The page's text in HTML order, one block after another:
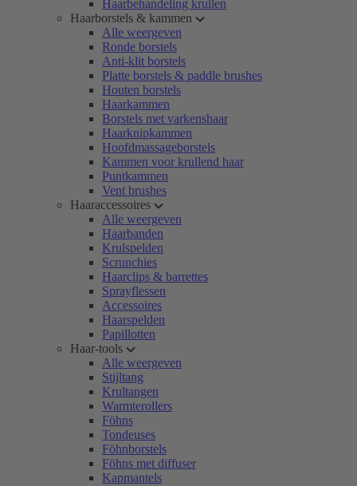
Haarbehandeling krullen
Haarborstels & kammen
Alle weergeven
Ronde borstels
Anti-klit borstels
Platte borstels & paddle brushes
Houten borstels
Haarkammen
Borstels met varkenshaar
Haarknipkammen
Hoofdmassageborstels
Kammen voor krullend haar
Puntkammen
Vent brushes
Haaraccessoires
Alle weergeven
Haarbanden
Krulspelden
Scrunchies
Haarclips & barrettes
Sprayflessen
Accessoires
Haarspelden
Papillotten
Haar-tools
Alle weergeven
Stijltang
Krultangen
Warmterollers
Föhns
Tondeuses
Föhnborstels
Föhns met diffuser
Kapmantels